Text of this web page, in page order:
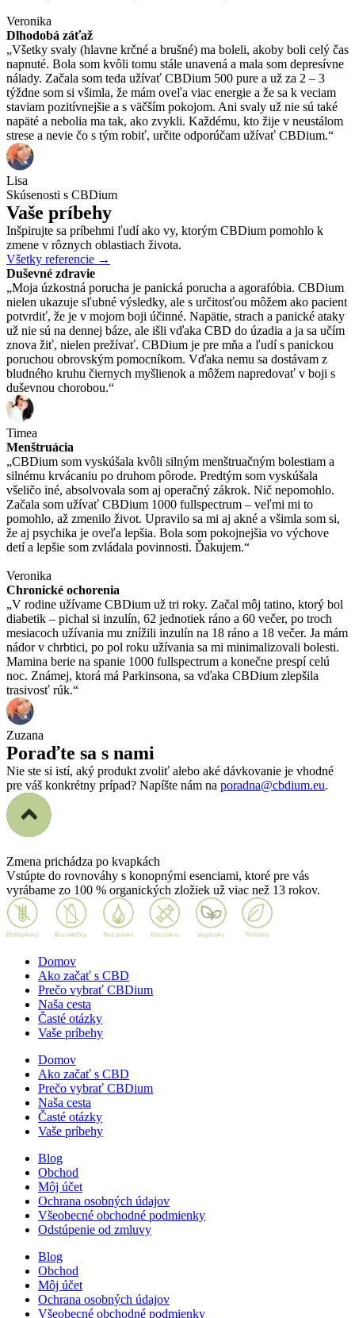
Veronika
Dlhodobá záťaž
„Všetky svaly (hlavne krčné a brušné) ma boleli, akoby boli celý čas
napnuté. Bola som kvôli tomu stále unavená a mala som depresívne
nálady. Začala som teda užívať CBDium 500 pure a už za 2 – 3
týždne som si všimla, že mám oveľa viac energie a že sa k veciam
staviam pozitívnejšie a s väčším pokojom. Ani svaly už nie sú také
napäté a nebolia ma tak, ako zvykli. Každému, kto žije v neustálom
strese a nevie čo s tým robiť, určite odporúčam užívať CBDium.“
Lisa
Skúsenosti s CBDium
Vaše príbehy
Inšpirujte sa príbehmi ľudí ako vy, ktorým CBDium pomohlo k
zmene v rôznych oblastiach života.
Všetky referencie →
Duševné zdravie
„Moja úzkostná porucha je panická porucha a agorafóbia. CBDium
nielen ukazuje sľubné výsledky, ale s určitosťou môžem ako pacient
potvrdiť, že je v mojom boji účinné. Napätie, strach a panické ataky
už nie sú na dennej báze, ale išli vďaka CBD do úzadia a ja sa učím
znova žiť, nielen prežívať. CBDium je pre mňa a ľudí s panickou
poruchou obrovským pomocníkom. Vďaka nemu sa dostávam z
bludného kruhu čiernych myšlienok a môžem napredovať v boji s
duševnou chorobou.“
Timea
Menštruácia
„CBDium som vyskúšala kvôli silným menštruačným bolestiam a
silnému krvácaniu po druhom pôrode. Predtým som vyskúšala
všeličo iné, absolvovala som aj operačný zákrok. Nič nepomohlo.
Začala som užívať CBDium 1000 fullspectrum – veľmi mi to
pomohlo, až zmenilo život. Upravilo sa mi aj akné a všimla som si,
že aj psychika je oveľa lepšia. Bola som pokojnejšia vo výchove
detí a lepšie som zvládala povinnosti. Ďakujem.“
Veronika
Chronické ochorenia
„V rodine užívame CBDium už tri roky. Začal môj tatino, ktorý bol
diabetik – pichal si inzulín, 62 jednotiek ráno a 60 večer, po troch
mesiacoch užívania mu znížili inzulín na 18 ráno a 18 večer. Ja mám
nádor v chrbtici, po pol roku užívania sa mi minimalizovali bolesti.
Mamina berie na spanie 1000 fullspectrum a konečne prespí celú
noc. Známej, ktorá má Parkinsona, sa vďaka CBDium zlepšila
trasivosť rúk.“
Zuzana
Poraďte sa s nami
Nie ste si istí, aký produkt zvoliť alebo aké dávkovanie je vhodné
pre váš konkrétny prípad? Napíšte nám na poradna@cbdium.eu.
Zmena prichádza po kvapkách
Vstúpte do rovnováhy s konopnými esenciami, ktoré pre vás
vyrábame zo 100 % organických zložiek už viac než 13 rokov.
Domov
Ako začať s CBD
Prečo vybrať CBDium
Naša cesta
Časté otázky
Vaše príbehy
Domov
Ako začať s CBD
Prečo vybrať CBDium
Naša cesta
Časté otázky
Vaše príbehy
Blog
Obchod
Môj účet
Ochrana osobných údajov
Všeobecné obchodné podmienky
Odstúpenie od zmluvy
Blog
Obchod
Môj účet
Ochrana osobných údajov
Všeobecné obchodné podmienky